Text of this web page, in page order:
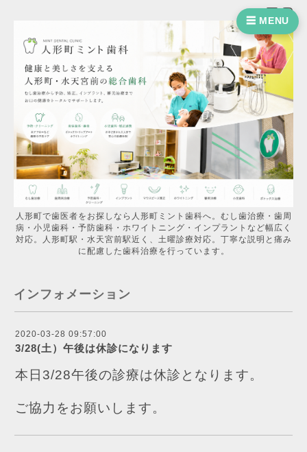
☰ MENU
人形町で歯医者をお探しなら人形町ミント歯科へ。むし歯治療・歯周
病・小児歯科・予防歯科・ホワイトニング・インプラントなど幅広く
対応。人形町駅・水天宮前駅近く、土曜診療対応。丁寧な説明と痛み
に配慮した歯科治療を行っています。
インフォメーション
2020-03-28 09:57:00
3/28(土）午後は休診になります
本日3/28午後の診療は休診となります。
ご協力をお願いします。